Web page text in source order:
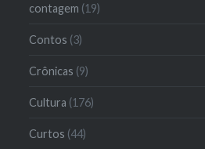
contagem (19)
Contos (3)
Crônicas (9)
Cultura (176)
Curtos (44)